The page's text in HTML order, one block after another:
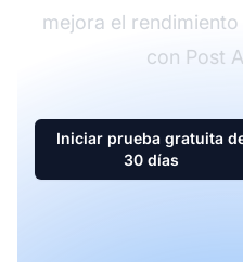
mejora el
con Post
Iniciar prueba gratuita
30 días